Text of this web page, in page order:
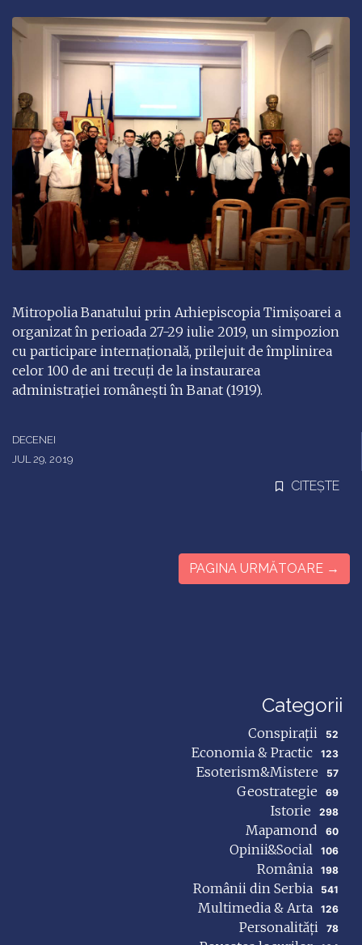
Mitropolia Banatului prin Arhiepiscopia Timișoarei a
organizat în perioada 27-29 iulie 2019, un simpozion
cu participare internațională, prilejuit de împlinirea
celor 100 de ani trecuți de la instaurarea
administrației românești în Banat (1919).
DECENEI
JUL 29, 2019
CITEȘTE
PAGINA URMĂTOARE →
Categorii
Conspirații 52
Economia & Practic 123
Esoterism&Mistere 57
Geostrategie 69
Istorie 298
Mapamond 60
Opinii&Social 106
România 198
Românii din Serbia 541
Multimedia & Arta 126
Personalități 78